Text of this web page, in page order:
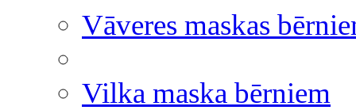
Vāveres maskas
Vilka maska bērniem